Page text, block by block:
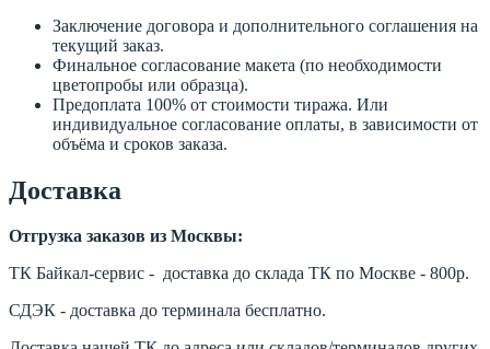
Заключение договора и дополнительного соглашения на
текущий заказ.
Финальное согласование макета (по необходимости
цветопробы или образца).
Предоплата 100% от стоимости тиража. Или
индивидуальное согласование оплаты, в зависимости от
объёма и сроков заказа.
Доставка
Отгрузка заказов из Москвы:
ТК Байкал-сервис - доставка до склада ТК по Москве - 800р.
СДЭК - доставка до терминала бесплатно.